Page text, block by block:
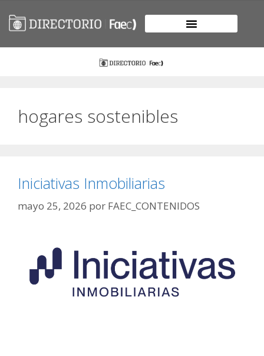
hogares sostenibles
Iniciativas Inmobiliarias
mayo 25, 2026 por FAEC_CONTENIDOS